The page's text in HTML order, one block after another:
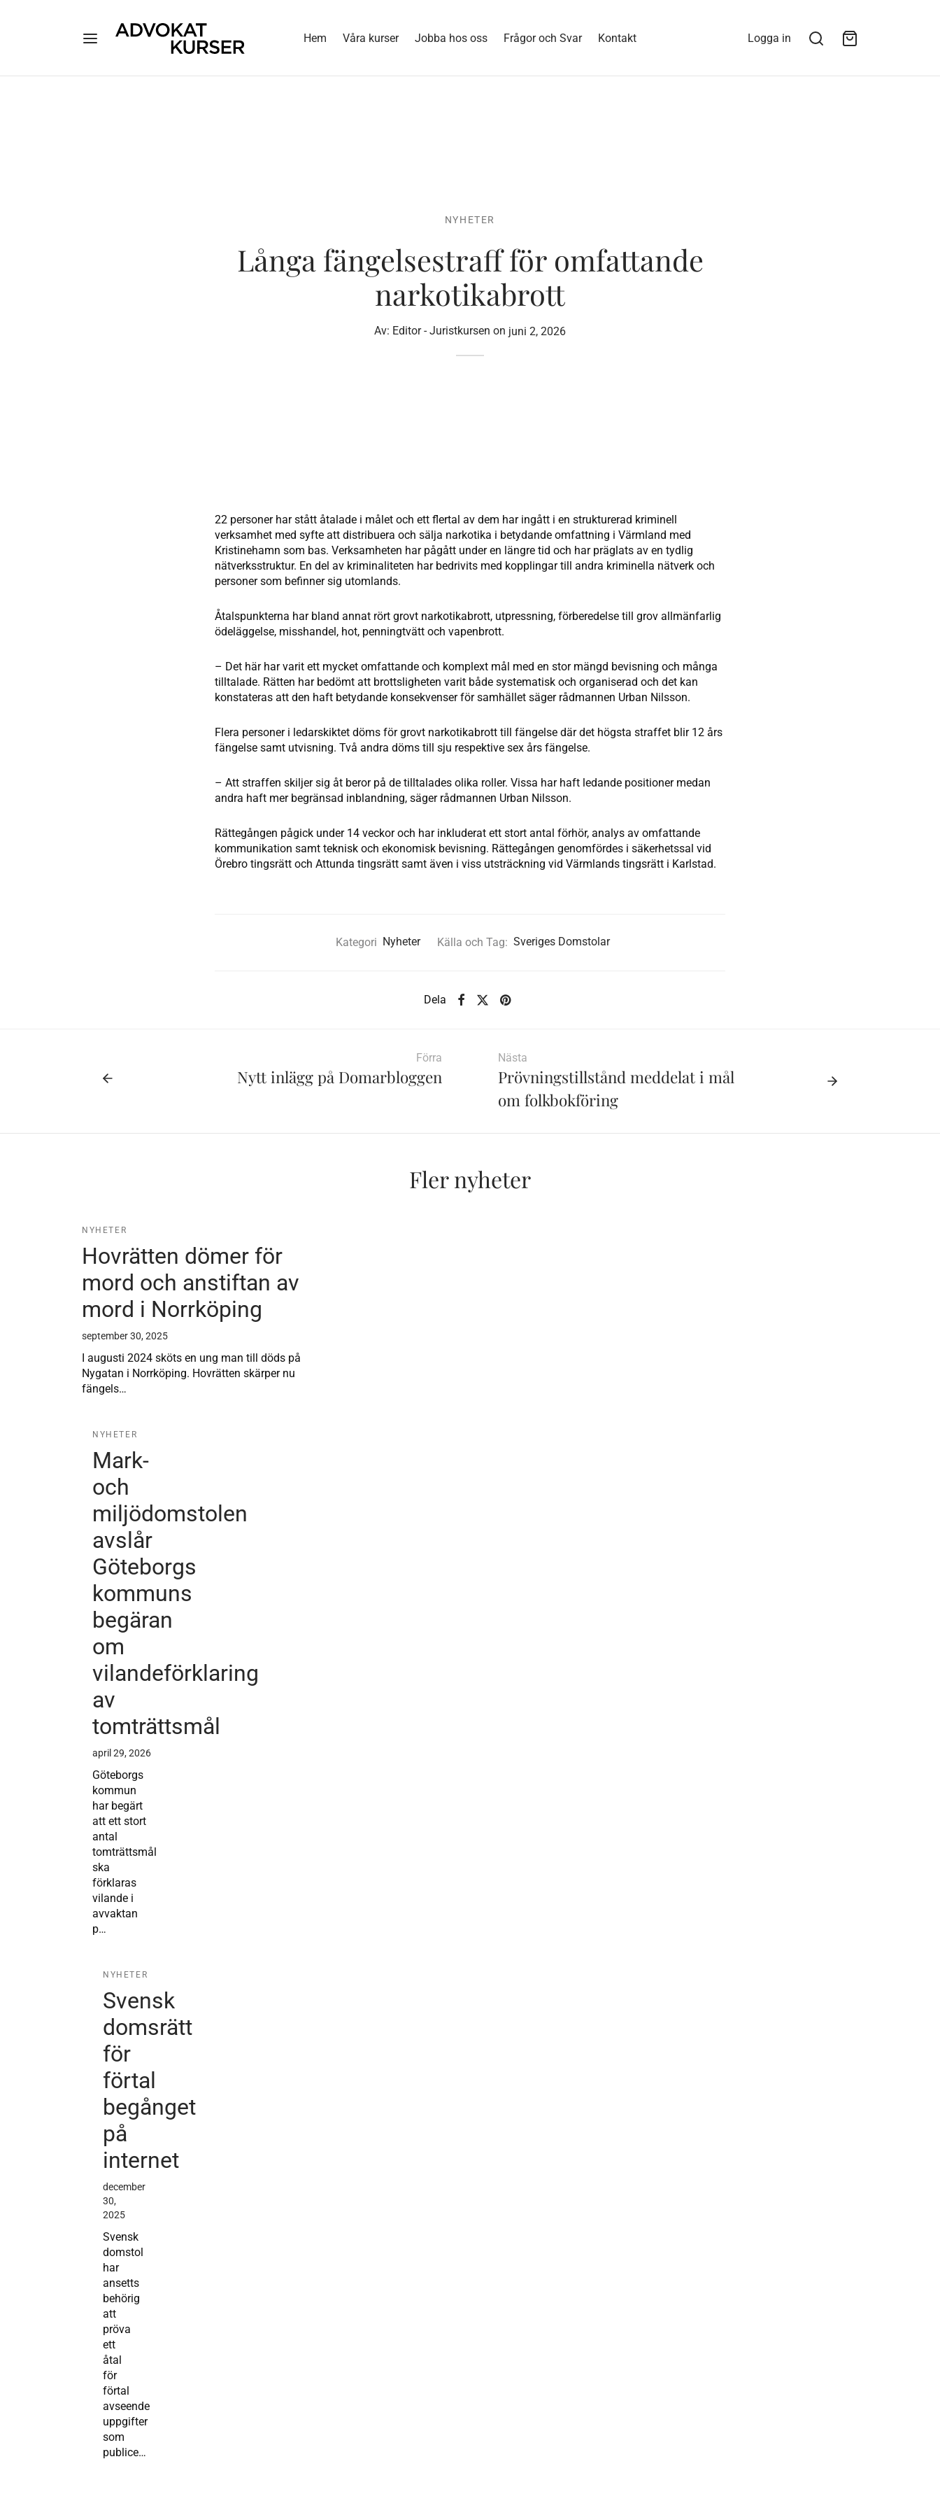
Hem Våra kurser Jobba hos oss Frågor och Svar Kontakt Logga in
NYHETER
Långa fängelsestraff för omfattande
narkotikabrott
Av: Editor - Juristkursen on juni 2, 2026
22 personer har stått åtalade i målet och ett flertal av dem har ingått i en strukturerad kriminell
verksamhet med syfte att distribuera och sälja narkotika i betydande omfattning i Värmland med
Kristinehamn som bas. Verksamheten har pågått under en längre tid och har präglats av en tydlig
nätverksstruktur. En del av kriminaliteten har bedrivits med kopplingar till andra kriminella nätverk och
personer som befinner sig utomlands.
Åtalspunkterna har bland annat rört grovt narkotikabrott, utpressning, förberedelse till grov allmänfarlig
ödeläggelse, misshandel, hot, penningtvätt och vapenbrott.
– Det här har varit ett mycket omfattande och komplext mål med en stor mängd bevisning och många
tilltalade. Rätten har bedömt att brottsligheten varit både systematisk och organiserad och det kan
konstateras att den haft betydande konsekvenser för samhället säger rådmannen Urban Nilsson.
Flera personer i ledarskiktet döms för grovt narkotikabrott till fängelse där det högsta straffet blir 12 års
fängelse samt utvisning. Två andra döms till sju respektive sex års fängelse.
– Att straffen skiljer sig åt beror på de tilltalades olika roller. Vissa har haft ledande positioner medan
andra haft mer begränsad inblandning, säger rådmannen Urban Nilsson.
Rättegången pågick under 14 veckor och har inkluderat ett stort antal förhör, analys av omfattande
kommunikation samt teknisk och ekonomisk bevisning. Rättegången genomfördes i säkerhetssal vid
Örebro tingsrätt och Attunda tingsrätt samt även i viss utsträckning vid Värmlands tingsrätt i Karlstad.
Kategori Nyheter Källa och Tag: Sveriges Domstolar
Dela
Förra
Nytt inlägg på Domarbloggen
Nästa
Prövningstillstånd meddelat i mål
om folkbokföring
Fler nyheter
NYHETER
Hovrätten dömer för
mord och anstiftan av
mord i Norrköping
september 30, 2025
I augusti 2024 sköts en ung man till döds på
Nygatan i Norrköping. Hovrätten skärper nu
fängels…
NYHETER
Mark-
och
miljödomstolen
avslår
Göteborgs
kommuns
begäran
om
vilandeförklaring
av
tomträttsmål
april 29, 2026
Göteborgs
kommun
har begärt
att ett stort
antal
tomträttsmål
ska
förklaras
vilande i
avvaktan
p…
NYHETER
Svensk
domsrätt
för
förtal
begånget
på
internet
december
30,
2025
Svensk
domstol
har
ansetts
behörig
att
pröva
ett
åtal
för
förtal
avseende
uppgifter
som
publice…